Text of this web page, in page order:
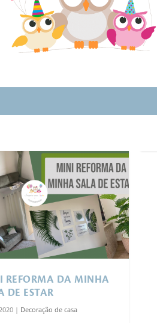
REFORMA DA MINHA
DE ESTAR
| Decoração de casa